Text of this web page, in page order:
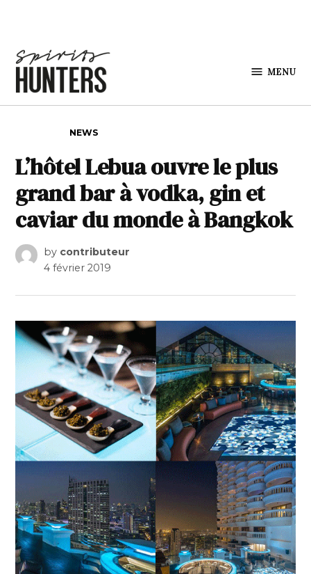
MENU
NEWS
L’hôtel Lebua ouvre le plus
grand bar à vodka, gin et
caviar du monde à Bangkok
by contributeur
4 février 2019